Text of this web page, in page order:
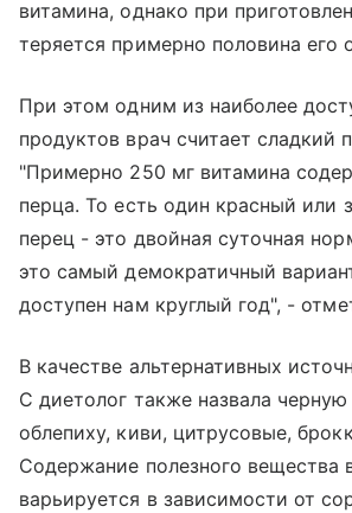
витамина, однако при
теряется примерно половина его
При этом одним из наиболее
продуктов врач считает сладкий
"Примерно 250 мг витамина
перца. То есть один красный или
перец - это двойная суточная
это самый демократичный
доступен нам круглый год", -
В качестве альтернативных
C диетолог также назвала
облепиху, киви, цитрусовые,
Содержание полезного вещества
варьируется в зависимости от